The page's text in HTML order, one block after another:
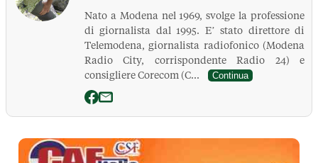
Nato a Modena nel 1969, svolge la professione
di giornalista dal 1995. E’ stato direttore di
Telemodena, giornalista radiofonico (Modena
Radio City, corrispondente Radio 24) e
consigliere Corecom (C...
Continua
La Pressa